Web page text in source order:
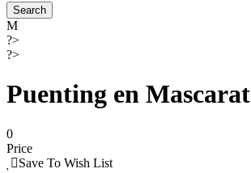
?>
?>
Puenting en Mascarat
0
Price
Save To Wish List